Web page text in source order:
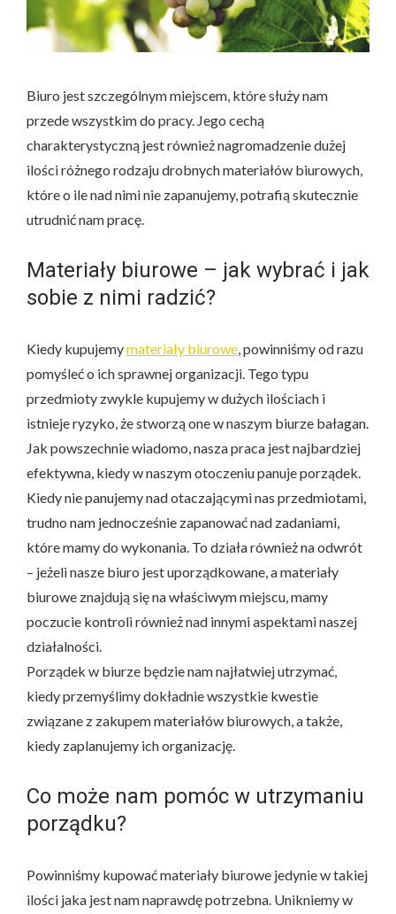
Biuro jest szczególnym miejscem, które służy nam
przede wszystkim do pracy. Jego cechą
charakterystyczną jest również nagromadzenie dużej
ilości różnego rodzaju drobnych materiałów biurowych,
które o ile nad nimi nie zapanujemy, potrafią skutecznie
utrudnić nam pracę.
Materiały biurowe – jak wybrać i jak
sobie z nimi radzić?
Kiedy kupujemymateriały biurowe, powinniśmy od razu
pomyśleć o ich sprawnej organizacji. Tego typu
przedmioty zwykle kupujemy w dużych ilościach i
istnieje ryzyko, że stworzą one w naszym biurze bałagan.
Jak powszechnie wiadomo, nasza praca jest najbardziej
efektywna, kiedy w naszym otoczeniu panuje porządek.
Kiedy nie panujemy nad otaczającymi nas przedmiotami,
trudno nam jednocześnie zapanować nad zadaniami,
które mamy do wykonania. To działa również na odwrót
– jeżeli nasze biuro jest uporządkowane, a materiały
biurowe znajdują się na właściwym miejscu, mamy
poczucie kontroli również nad innymi aspektami naszej
działalności.
Porządek w biurze będzie nam najłatwiej utrzymać,
kiedy przemyślimy dokładnie wszystkie kwestie
związane z zakupem materiałów biurowych, a także,
kiedy zaplanujemy ich organizację.
Co może nam pomóc w utrzymaniu
porządku?
Powinniśmy kupować materiały biurowe jedynie w takiej
ilości jaka jest nam naprawdę potrzebna. Unikniemy w